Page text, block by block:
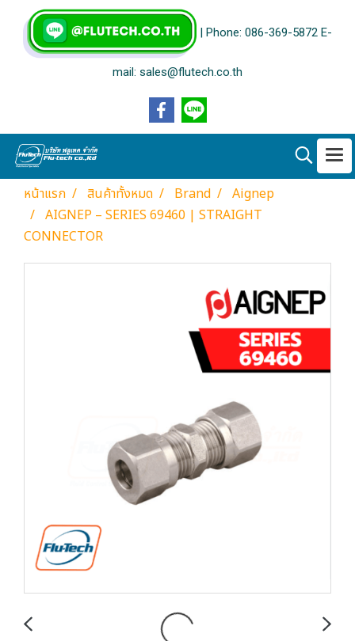
| Phone: 086-369-5872 E-
mail: sales@flutech.co.th
หน้าแรก สินค้าทั้งหมด Brand
Aignep
AIGNEP – SERIES 69460 | STRAIGHT
CONNECTOR